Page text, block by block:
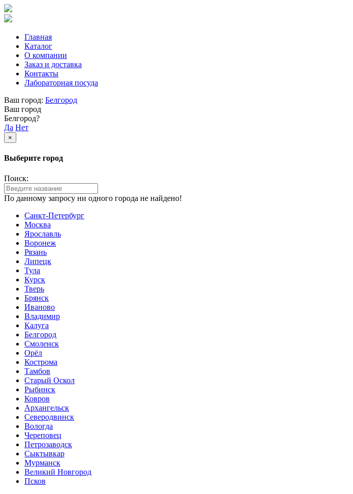
Главная
Каталог
О компании
Заказ и доставка
Контакты
Лабораторная посуда
Ваш город: Белгород
Ваш город
Белгород?
Да Нет
×
Выберите город
Поиск:
По данному запросу ни одного города не найдено!
Санкт-Петербург
Москва
Ярославль
Воронеж
Рязань
Липецк
Тула
Курск
Тверь
Брянск
Иваново
Владимир
Калуга
Белгород
Смоленск
Орёл
Кострома
Тамбов
Старый Оскол
Рыбинск
Ковров
Архангельск
Северодвинск
Вологда
Череповец
Петрозаводск
Сыктывкар
Мурманск
Великий Новгород
Псков